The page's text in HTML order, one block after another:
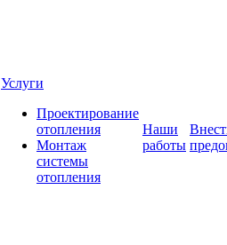
Услуги
Проектирование
отопления
Монтаж
системы
отопления
Наши
работы